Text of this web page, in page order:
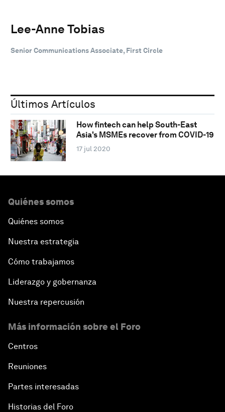
Lee-Anne Tobias
Senior Communications Associate, First Circle
Últimos Artículos
How fintech can help South-East
Asia's MSMEs recover from COVID-19
17 jul 2020
Quiénes somos
Quiénes somos
Nuestra estrategia
Cómo trabajamos
Liderazgo y gobernanza
Nuestra repercusión
Más información sobre el Foro
Centros
Reuniones
Partes interesadas
Historias del Foro